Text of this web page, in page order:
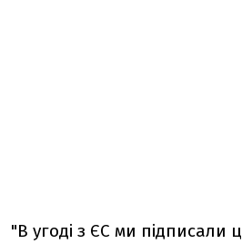
"В угоді з ЄС ми підписали